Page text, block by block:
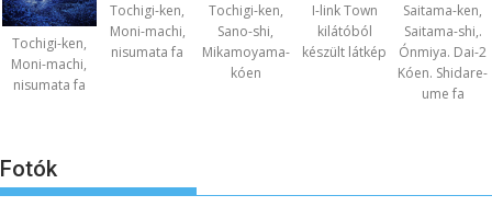
Tochigi-ken,
Moni-machi,
nisumata fa
Tochigi-ken,
Moni-machi,
nisumata fa
Tochigi-ken,
Sano-shi,
Mikamoyama-
kóen
I-link Town
kilátóból
készült látkép
Saitama-ken,
Saitama-shi,.
Ónmiya. Dai-2
Kóen. Shidare-
ume fa
Fotók